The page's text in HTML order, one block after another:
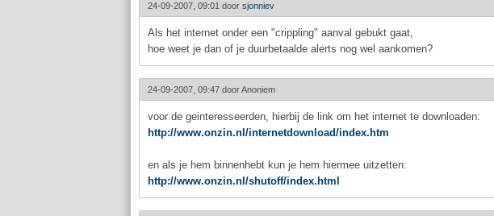
24-09-2007, 09:01 door sjonniev
Als het internet onder een "crippling" aanval gebukt gaat,
hoe weet je dan of je duurbetaalde alerts nog wel aankomen?
24-09-2007, 09:47 doorAnoniem
voor de geinteresseerden, hierbij de link om het internet te downloaden:
http://www.onzin.nl/internetdownload/index.htm
en als je hem binnenhebt kun je hem hiermee uitzetten:
http://www.onzin.nl/shutoff/index.html